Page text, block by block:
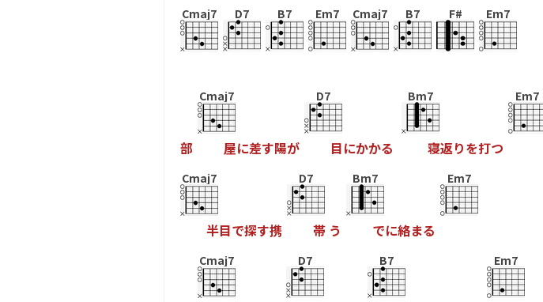
Cmaj7 D7 B7 Em7 Cmaj7 B7 F# Em7
部
Cmaj7
屋に差す陽が
D7
目にかかる
Bm7
寝返りを打つ
Em7
Cmaj7
半目で探す携
D7
帯 う
Bm7
でに絡まる
Em7
Cmaj7 D7 B7 Em7